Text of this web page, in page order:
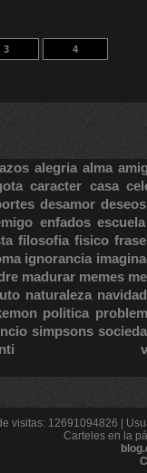
3 4
alegria alma
caracter casa
desamor deseos
enfados escuela
filosofia fisico
ignorancia
madurar memes
naturaleza navidad
politica
simpsons
visitas: 12691094826 |
Carteles en la